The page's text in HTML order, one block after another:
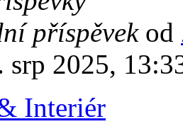
příspěvekod
srp 2025,
Interiér